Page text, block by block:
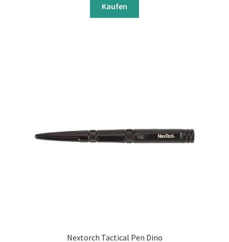
Kaufen
Nextorch Tactical Pen Dino